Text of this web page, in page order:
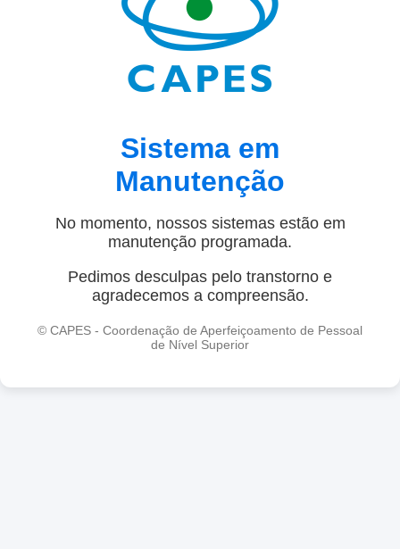
Sistema em
Manutenção
No momento, nossos sistemas estão em
manutenção programada.
Pedimos desculpas pelo transtorno e
agradecemos a compreensão.
© CAPES - Coordenação de Aperfeiçoamento de Pessoal
de Nível Superior